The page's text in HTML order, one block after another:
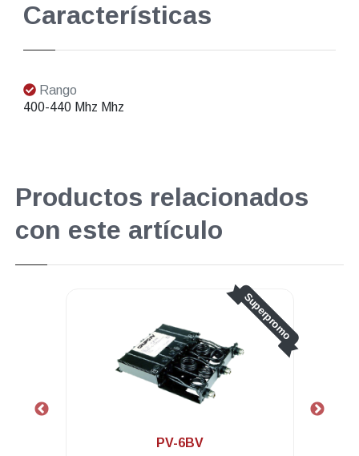
Características
Rango
400-440 Mhz Mhz
Productos relacionados
con este artículo
Superpromo